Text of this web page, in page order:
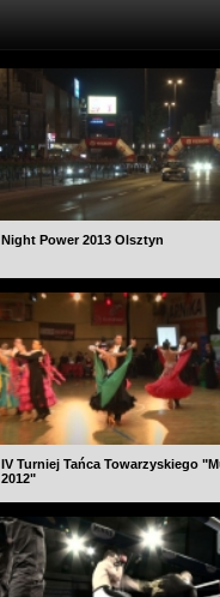
Night Power 2013 Olsztyn
IV Turniej Tańca Towarzyskiego
2012"